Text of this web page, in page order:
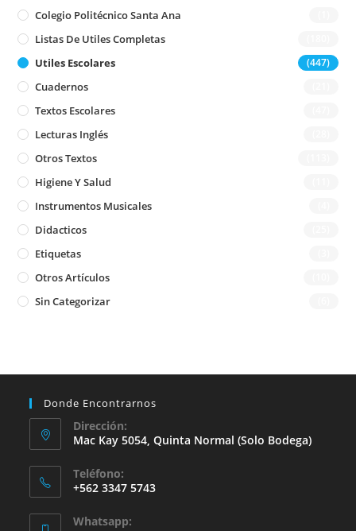
Colegio Politécnico Santa Ana
Listas De Utiles Completas
Utiles Escolares (447)
Cuadernos
Textos Escolares
Lecturas Inglés
Otros Textos
Higiene Y Salud
Instrumentos Musicales
Didacticos
Etiquetas
Otros Artículos
Sin Categorizar
Donde Encontrarnos
Dirección:
Mac Kay 5054, Quinta Normal (solo Bodega)
Teléfono:
+562 3347 5743
Whatsapp: